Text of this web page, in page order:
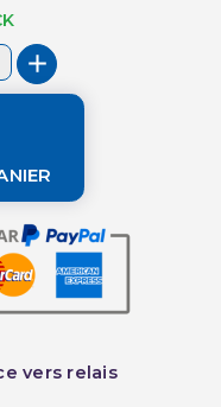
vers relais